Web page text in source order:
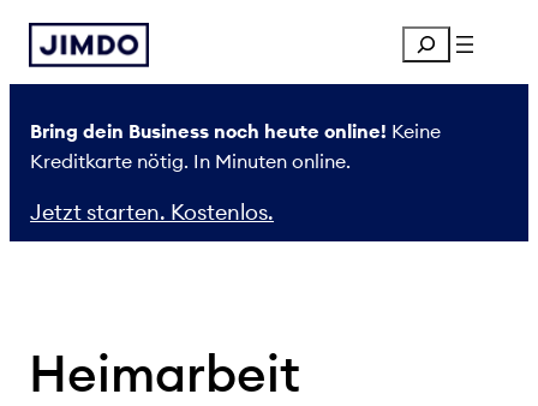
Zum
Inhalt
springen
Search
Bring dein Business noch heute online! Keine
Kreditkarte nötig. In Minuten online.
Jetzt starten. Kostenlos.
Heimarbeit